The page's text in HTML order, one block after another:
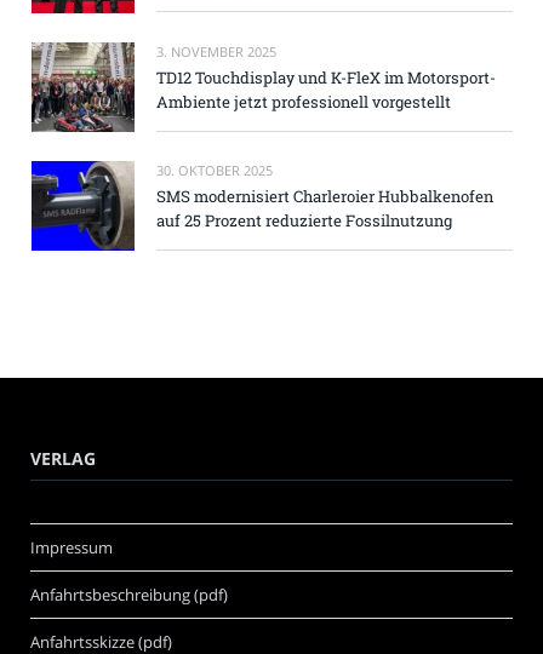
3. NOVEMBER 2025
TD12 Touchdisplay und K-FleX im Motorsport-
Ambiente jetzt professionell vorgestellt
30. OKTOBER 2025
SMS modernisiert Charleroier Hubbalkenofen
auf 25 Prozent reduzierte Fossilnutzung
VERLAG
Impressum
Anfahrtsbeschreibung (pdf)
Anfahrtsskizze (pdf)